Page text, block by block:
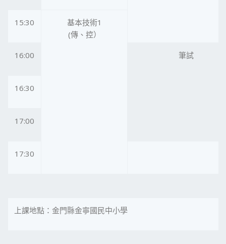
15:30
基本技術1
(傳、控）
16:00 筆試
16:30
17:00
17:30
上課地點：金門縣金寧國民中小學